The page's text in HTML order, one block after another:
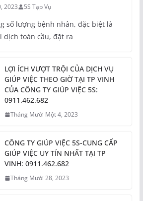
2023 5S Tạp Vụ
số lượng bệnh nhân, đặc biệt là
dịch toàn cầu, đặt ra
LỢI ÍCH VƯỢT TRỘI CỦA DỊCH VỤ
GIÚP VIỆC THEO GIỜ TẠI TP VINH
CỦA CÔNG TY GIÚP VIỆC 5S:
0911.462.682
Tháng Mười Một 4, 2023
CÔNG TY GIÚP VIỆC 5S-CUNG CẤP
GIÚP VIỆC UY TÍN NHẤT TẠI TP
VINH: 0911.462.682
Tháng Mười 28, 2023